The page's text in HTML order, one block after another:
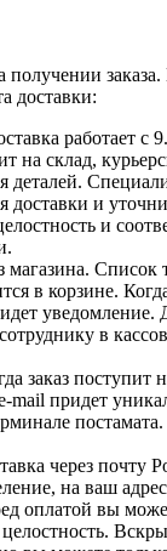
получении
доставки:
работает с
на склад,
деталей.
доставки и
и
магазина. Список
в корзине.
уведомление.
в
заказ поступит
mail придет
через почту
на ваш
оплатой вы